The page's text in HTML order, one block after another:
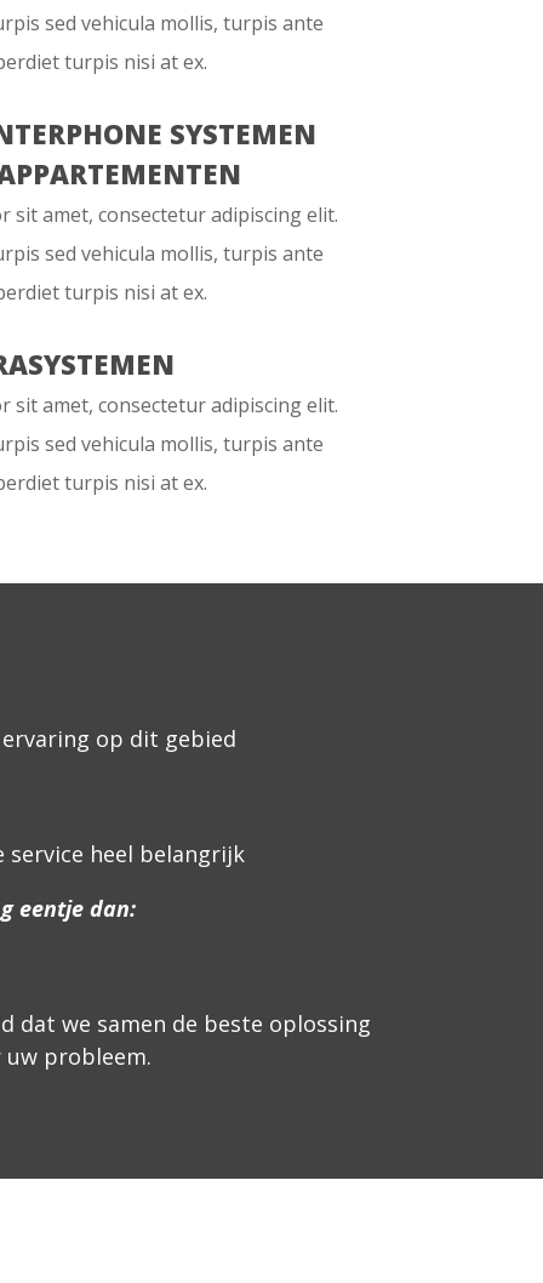
sed vehicula mollis, turpis ante
turpis nisi at ex.
SYSTEMEN
sit amet, consectetur adipiscing elit.
sed vehicula mollis, turpis ante
turpis nisi at ex.
sit amet, consectetur adipiscing elit.
sed vehicula mollis, turpis ante
turpis nisi at ex.
op dit gebied
heel belangrijk
eentje dan:
dat we samen de beste oplossing
uw probleem.